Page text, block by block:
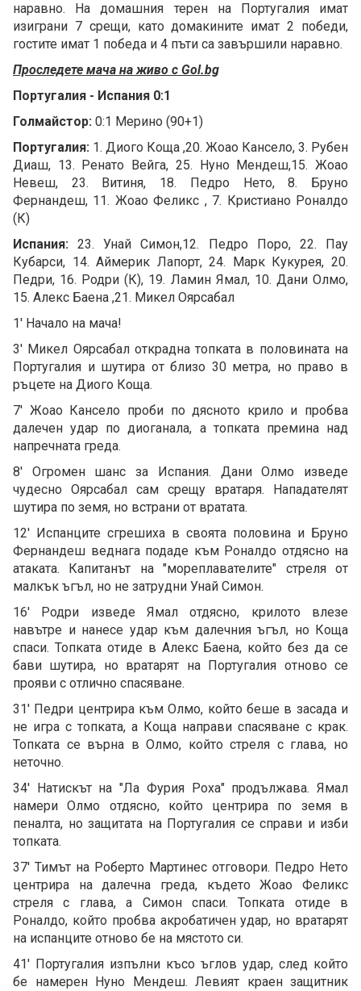
наравно. На домашния терен на Португалия имат
изиграни 7 срещи, като домакините имат 2 победи,
гостите имат 1 победа и 4 пъти са завършили наравно.
Проследете мача на живо с Gol.bg
Португалия - Испания 0:1
Голмайстор: 0:1 Мерино (90+1)
Португалия: 1. Диого Коща ,20. Жоао Кансело, 3. Рубен
Диаш, 13. Ренато Вейга, 25. Нуно Мендеш,15. Жоао
Невеш, 23. Витиня, 18. Педро Нето, 8. Бруно
Фернандеш, 11. Жоао Феликс , 7. Кристиано Роналдо
(К)
Испания:23. Унай Симон,12. Педро Поро, 22. Пау
Кубарси, 14. Аймерик Лапорт, 24. Марк Кукурея, 20.
Педри, 16. Родри (К), 19. Ламин Ямал, 10. Дани Олмо,
15. Алекс Баена ,21. Микел Оярсабал
1' Начало на мача!
3' Микел Оярсабал открадна топката в половината на
Португалия и шутира от близо 30 метра, но право в
ръцете на Диого Коща.
7' Жоао Кансело проби по дясното крило и пробва
далечен удар по диоганала, а топката премина над
напречната греда.
8' Огромен шанс за Испания. Дани Олмо изведе
чудесно Оярсабал сам срещу вратаря. Нападателят
шутира по земя, но встрани от вратата.
12' Испанците сгрешиха в своята половина и Бруно
Фернандеш веднага подаде към Роналдо отдясно на
атаката. Капитанът на "мореплавателите" стреля от
малкък ъгъл, но не затрудни Унай Симон.
16' Родри изведе Ямал отдясно, крилото влезе
навътре и нанесе удар към далечния ъгъл, но Коща
спаси. Топката отиде в Алекс Баена, който без да се
бави шутира, но вратарят на Португалия отново се
прояви с отлично спасяване.
31' Педри центрира към Олмо, който беше в засада и
не игра с топката, а Коща направи спасяване с крак.
Топката се върна в Олмо, който стреля с глава, но
неточно.
34' Натискът на "Ла Фурия Роха" продължава. Ямал
намери Олмо отдясно, който центрира по земя в
пеналта, но защитата на Португалия се справи и изби
топката.
37' Тимът на Роберто Мартинес отговори. Педро Нето
центрира на далечна греда, където Жоао Феликс
стреля с глава, а Симон спаси. Топката отиде в
Роналдо, който пробва акробатичен удар, но вратарят
на испанците отново бе на мястото си.
41' Португалия изпълни късо ъглов удар, след който
бе намерен Нуно Мендеш. Левият краен защитник